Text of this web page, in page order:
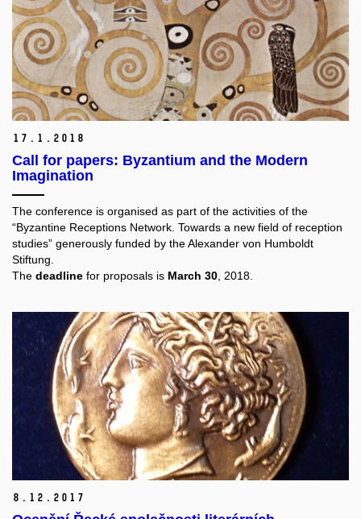
17. 1. 2018
Call for papers: Byzantium and the Modern
Imagination
The conference is organised as part of the activities of the
“Byzantine Receptions Network. Towards a new field of reception
studies” generously funded by the Alexander von Humboldt
Stiftung.
The deadline for proposals is March 30 , 2018.
8. 12. 2017